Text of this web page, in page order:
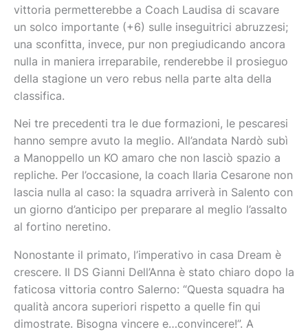
vittoria permetterebbe a Coach Laudisa di scavare
un solco importante (+6) sulle inseguitrici abruzzesi;
una sconfitta, invece, pur non pregiudicando ancora
nulla in maniera irreparabile, renderebbe il prosieguo
della stagione un vero rebus nella parte alta della
classifica.
Nei tre precedenti tra le due formazioni, le pescaresi
hanno sempre avuto la meglio. All’andata Nardò subì
a Manoppello un KO amaro che non lasciò spazio a
repliche. Per l’occasione, la coach Ilaria Cesarone non
lascia nulla al caso: la squadra arriverà in Salento con
un giorno d’anticipo per preparare al meglio l’assalto
al fortino neretino.
Nonostante il primato, l’imperativo in casa Dream è
crescere. Il DS Gianni Dell’Anna è stato chiaro dopo la
faticosa vittoria contro Salerno: “Questa squadra ha
qualità ancora superiori rispetto a quelle fin qui
dimostrate. Bisogna vincere e…convincere!”. A